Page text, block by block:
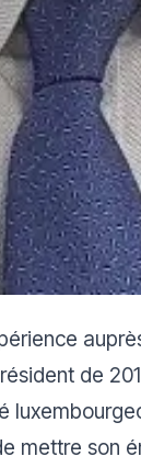
de
mettre son